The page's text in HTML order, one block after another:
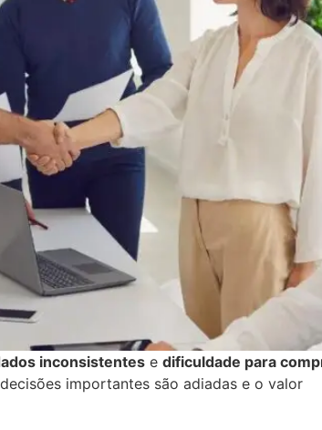
inconsistentes e dificuldade para
importantes são adiadas e o valor